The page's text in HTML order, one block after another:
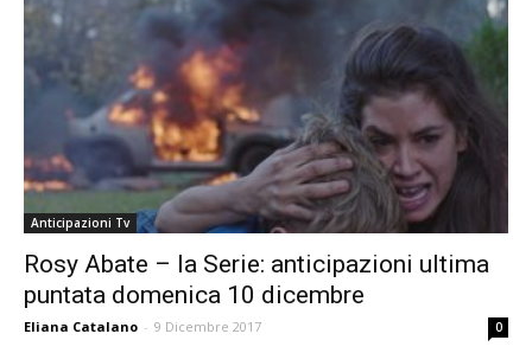
Anticipazioni Tv
Rosy Abate – la Serie: anticipazioni ultima
puntata domenica 10 dicembre
Eliana Catalano - 9 Dicembre 2017 0